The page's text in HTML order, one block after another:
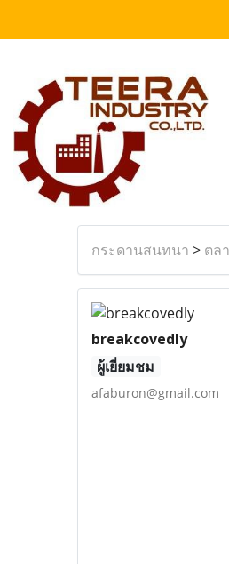
กระดานสนทนา > ตล
breakcovedly
ผู้เยี่ยมชม
afaburon@gmail.com